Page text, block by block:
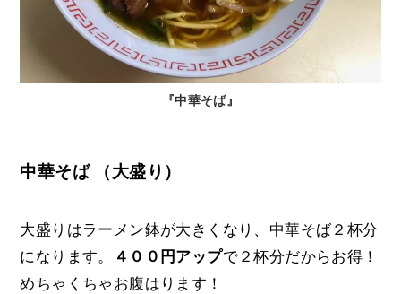
『中華そば』
中華そば （大盛り）
大盛りはラーメン鉢が大きくなり、中華そば２杯分
になります。
４００円アップで２杯分だからお得！
めちゃくちゃお腹はります！